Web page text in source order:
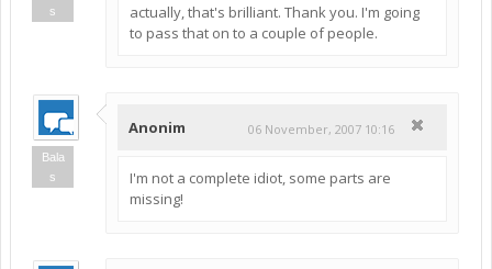
s
actually, that's brilliant. Thank you. I'm going
to pass that on to a couple of people.
Bala
s
Anonim 06 November, 2007 10:16
I'm not a complete idiot, some parts are
missing!